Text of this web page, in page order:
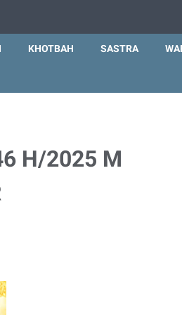
KHOTBAH SASTRA
H/2025 M